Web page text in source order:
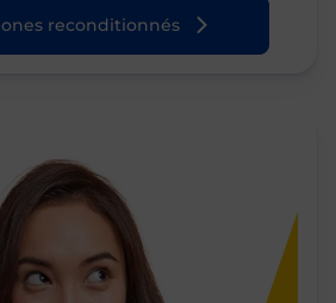
reconditionnés